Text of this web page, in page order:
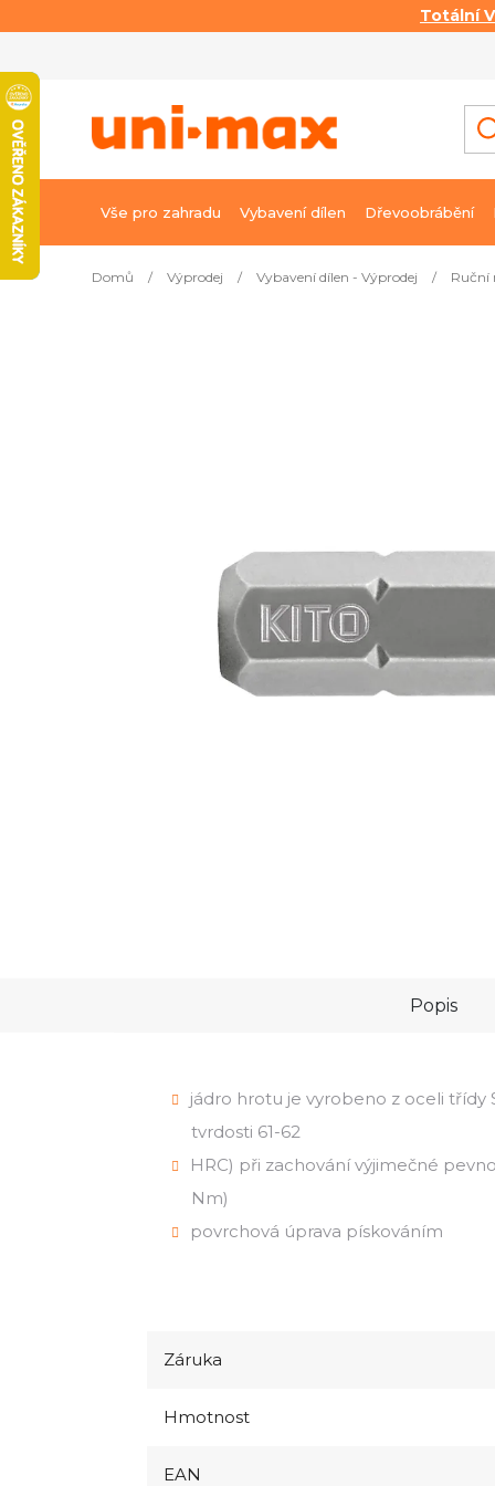
Totální
obsah
Vše pro zahradu Vybavení dílen Dřevoobrábění
Domů / Výprodej / Vybavení dílen - Výprodej / Ruční
Popis
jádro hrotu je vyrobeno z oceli třídy
tvrdosti 61-62
HRC) při zachování výjimečné
Nm)
povrchová úprava pískováním
Záruka
Hmotnost
EAN